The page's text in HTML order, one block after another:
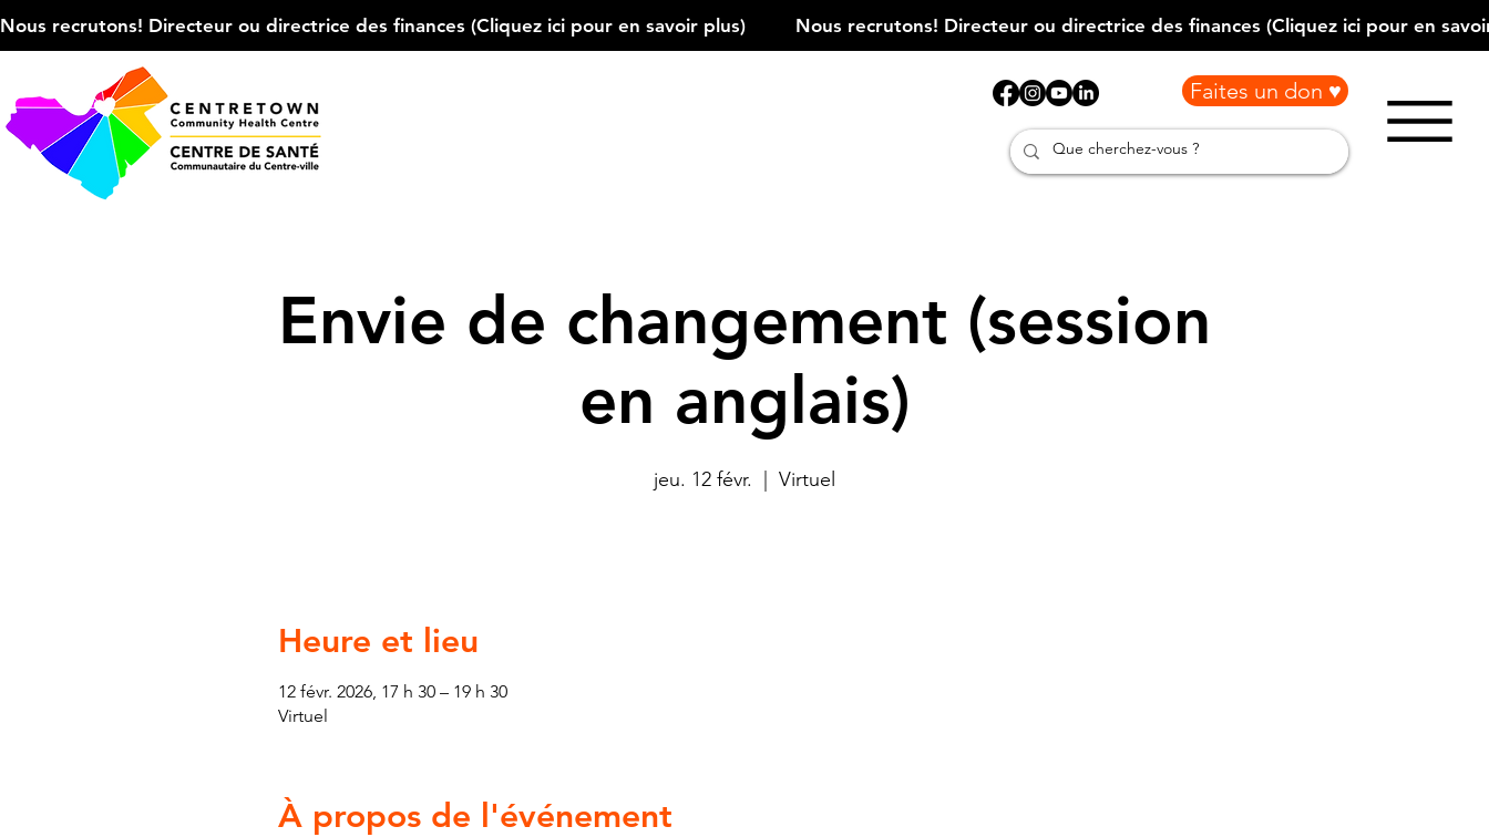
Nous recrutons! Directeur ou directrice des finances (Cliquez ici pour en savoir plus)
Faites un don ♥
Envie de changement (session
en anglais)
jeu. 12 févr. Virtuel
Heure et lieu
12 févr. 2026, 17 h 30 – 19 h 30
Virtuel
À propos de l'événement